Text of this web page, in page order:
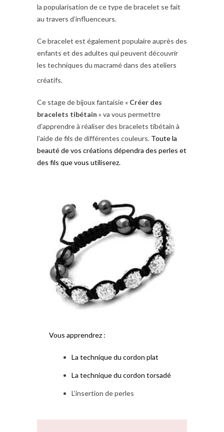
la popularisation de ce type de bracelet se fait
au travers d’influenceurs.
Ce bracelet est également populaire auprès des
enfants et des adultes qui peuvent découvrir
les techniques du macramé dans des ateliers
créatifs.
Ce stage de bijoux fantaisie « Créer des
bracelets tibétain » va vous permettre
d’apprendre à réaliser des bracelets tibétain à
l’aide de fils de différentes couleurs. Toute la
beauté de vos créations dépendra des perles et
des fils que vous utiliserez.
Vous apprendrez :
La technique du cordon plat
La technique du cordon torsadé
L’insertion de perles